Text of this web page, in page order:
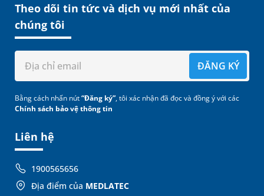
Liên hệ
1900565656
Địa điểm của MEDLATEC
Theo dõi tin tức và dịch vụ mới nhất của
chúng tôi
ĐĂNG KÝ
Bằng cách nhấn nút“Đăng ký”, tôi xác nhận đã đọc và đồng ý với các
Chính sách bảo vệ thông tin